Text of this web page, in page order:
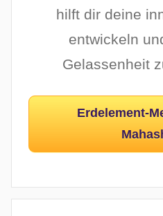
hilft dir deine
entwickeln
Gelassenheit
Erdelement-